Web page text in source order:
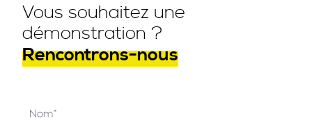
Vous souhaitez une
démonstration ?
Rencontrons-nous